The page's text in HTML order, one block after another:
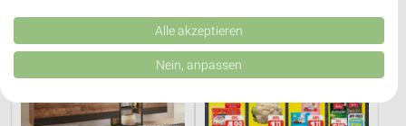
Kombinationen von Daten aus verschiedenen Quellen. Entwicklung und
Verbesserung der Angebote. Verwendung reduzierter Daten zur Auswahl
von Inhalten.
Daten können außerhalb der Europäischen Union weitergegeben und in die
USA gesendet werden.
Website/App.
Alle akzeptieren
Nein, anpassen